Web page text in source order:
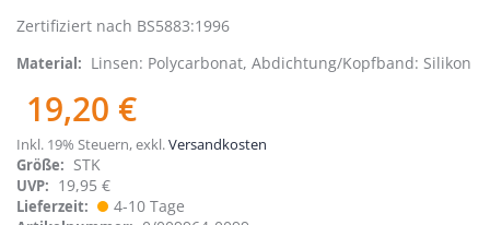
Zertifiziert nach BS5883:1996
Material Linsen: Polycarbonat, Abdichtung/Kopfband: Silikon
19,20 €
Inkl. 19% Steuern,exkl. Versandkosten
Größe
STK
UVP: 19,95 €
Lieferzeit 4-10 Tage